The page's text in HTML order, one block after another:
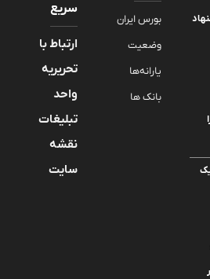
بورس ایران
وضعیت
یارانه‌ها
بانک ها
سریع
ارتباط با
تحریریه
واحد
تبلیغات
نقشه
سایت